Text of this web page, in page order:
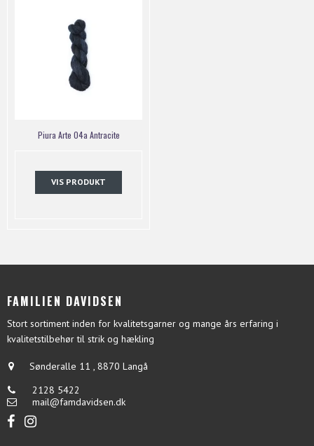
Piura Arte 04a Antracite
VIS PRODUKT
FAMILIEN DAVIDSEN
Stort sortiment inden for kvalitetsgarner og mange års erfaring i
kvalitetstilbehør til strik og hækling
Sønderalle 11 , 8870 Langå
2128 5422
mail@famdavidsen.dk